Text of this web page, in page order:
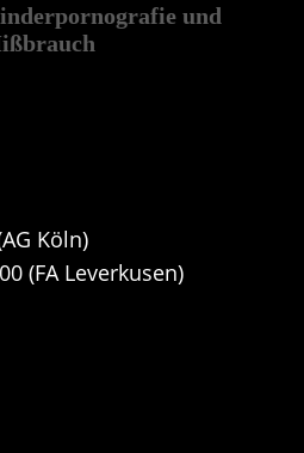
und
Köln)
(FA Leverkusen)